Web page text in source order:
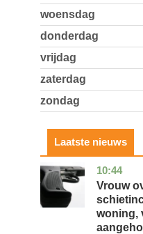
woensdag
donderdag
vrijdag
zaterdag
zondag
Laatste nieuws
10:44
zuid-
holland
nieuws
Vrouw
woning,